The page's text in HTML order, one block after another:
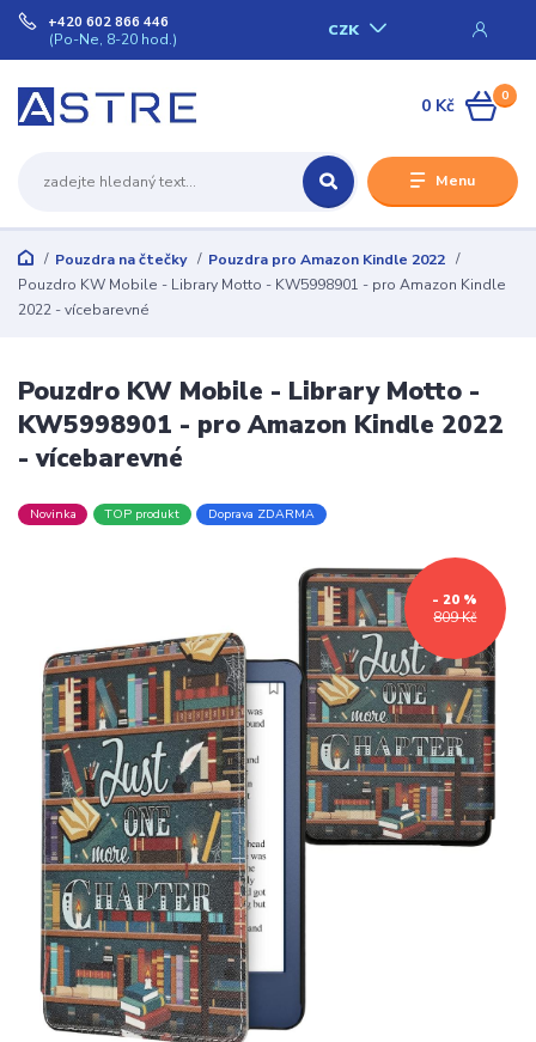
Menu
CZK
+420 602 866 446
(Po-Ne, 8-20 hod.)
0
0 Kč
Pouzdra na čtečky
Pouzdra pro Amazon Kindle 2022
Pouzdro KW Mobile - Library Motto - KW5998901 - pro Amazon Kindle
2022 - vícebarevné
Pouzdro KW Mobile - Library Motto -
KW5998901 - pro Amazon Kindle 2022
- vícebarevné
Novinka TOP produkt Doprava ZDARMA
809 Kč
- 20 %